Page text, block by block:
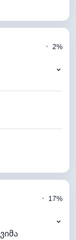
◔ 2%
⌄
◔ 17%
⌄